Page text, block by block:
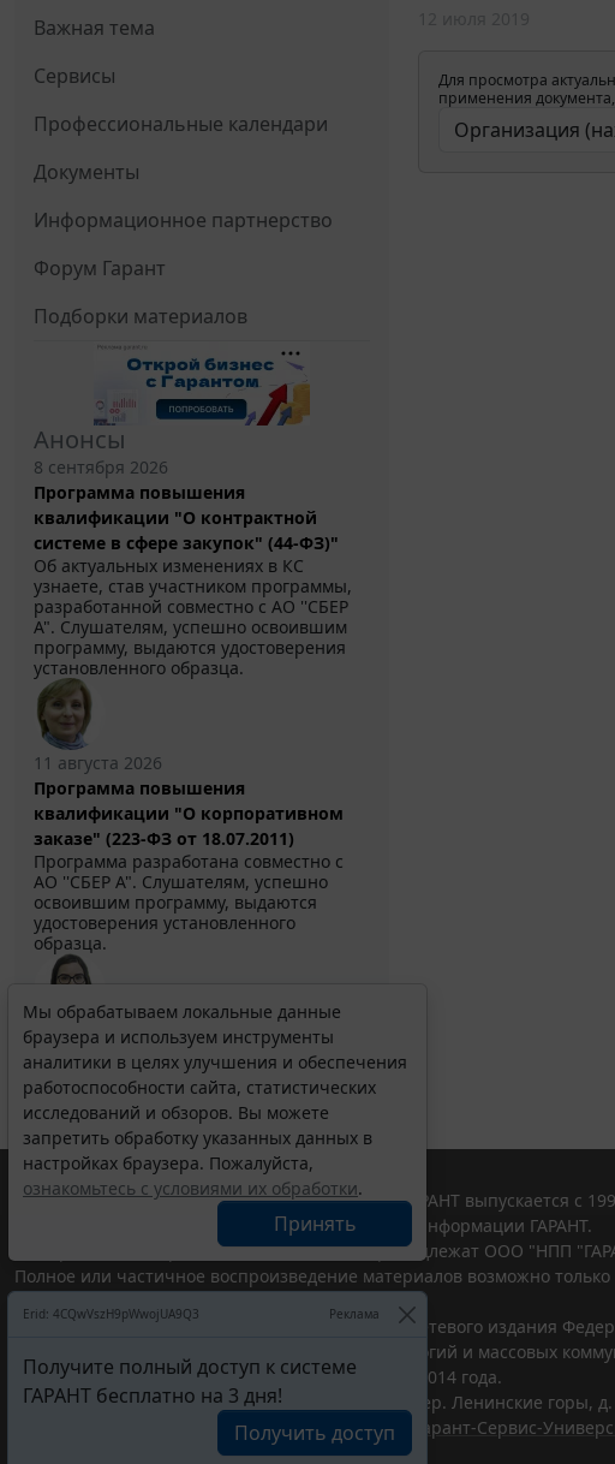
Важная тема
Сервисы
Профессиональные календари
Документы
Информационное партнерство
Форум Гарант
Подборки материалов
Анонсы
8 сентября 2026
Программа повышения
квалификации "О контрактной
системе в сфере закупок" (44-ФЗ)"
Об актуальных изменениях в КС
узнаете, став участником программы,
разработанной совместно с АО ''СБЕР
А". Слушателям, успешно освоившим
программу, выдаются удостоверения
установленного образца.
11 августа 2026
Программа повышения
квалификации "О корпоративном
заказе" (223-ФЗ от 18.07.2011)
Программа разработана совместно с
АО ''СБЕР А". Слушателям, успешно
освоившим программу, выдаются
удостоверения установленного
образца.
Выберите тему программы повышения квалификации
для юристов ...
Для просмотра
применения
Мы обрабатываем локальные данные
браузера и используем инструменты
аналитики в целях улучшения и обеспечения
работоспособности сайта, статистических
исследований и обзоров. Вы можете
запретить обработку указанных данных в
настройках браузера. Пожалуйста,
ознакомьтесь с условиями их обработки.
Принять
Erid: 4CQwVszH9pWwojUA9Q3 Реклама
Получите полный доступ к системе
ГАРАНТ бесплатно на 3 дня!
Получить доступ
© ООО "НПП "ГАРАНТ-СЕРВИС", 2026. Система ГАРАНТ выпускается с
участниками Российской ассоциации правовой информации ГАРАНТ.
Все права на материалы сайта ГАРАНТ.РУ принадлежат ООО "НПП
Полное или частичное воспроизведение материалов возможно
Портал ГАРАНТ.РУ зарегистрирован в качестве сетевого издания
надзору в сфере связи,информационных технологий и массовых
(Роскомнадзором), Эл № ФС77-58365 от 18 июня 2014 года.
ООО "НПП "ГАРАНТ-СЕРВИС", 119234, г. Москва, тер. Ленинские горы, д.
Разработчик ЭПС Система ГАРАНТ – ООО "НПП "
Гарант-Сервис-